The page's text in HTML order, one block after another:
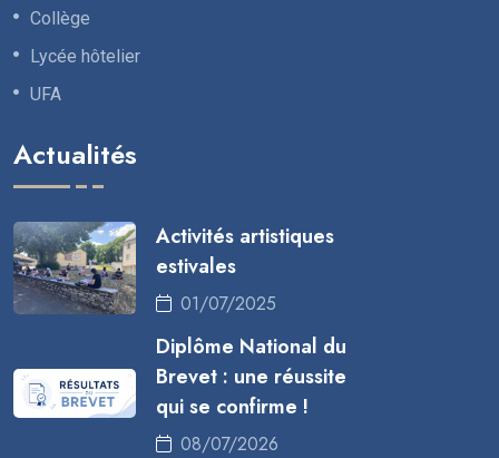
Collège
Lycée hôtelier
UFA
Actualités
Activités artistiques
estivales
01/07/2025
Diplôme National du
Brevet : une réussite
qui se confirme !
08/07/2026